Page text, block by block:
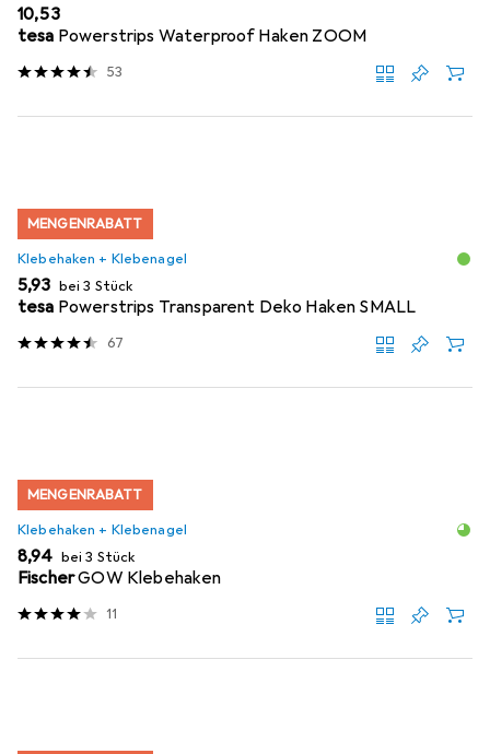
EUR
10,53
tesa Powerstrips Waterproof Haken ZOOM
53
MENGENRABATT
Klebehaken + Klebenagel
EUR
5,93 bei 3 Stück
tesa Powerstrips Transparent Deko Haken SMALL
67
MENGENRABATT
Klebehaken + Klebenagel
EUR
8,94 bei 3 Stück
FischerGOW Klebehaken
11